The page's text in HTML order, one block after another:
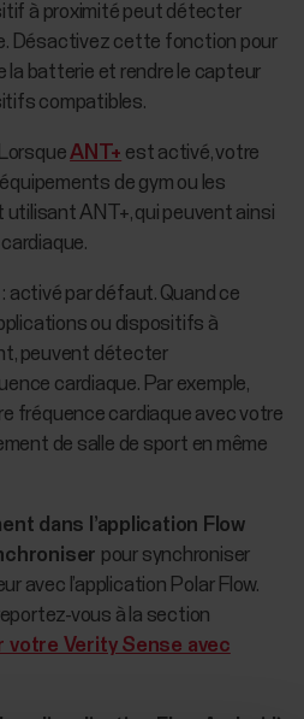
à proximité peut détecter
Désactivez cette fonction pour
la batterie et rendre le capteur
compatibles.
ANT+ est activé, votre
de gym ou les
ANT+, qui peuvent ainsi
: activé par défaut. Quand ce
ou dispositifs à
peuvent détecter
cardiaque. Par exemple,
fréquence cardiaque avec votre
de salle de sport en même
dans l’application Flow
pour synchroniser
avec l’application Polar Flow.
vous à la section
Verity Sense avec